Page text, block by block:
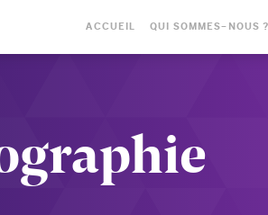
ACCUEIL QUI SOMMES-NOUS ?